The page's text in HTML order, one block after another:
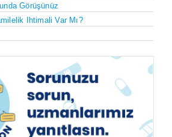
Görüşünüz
Ihtimali Var Mı?